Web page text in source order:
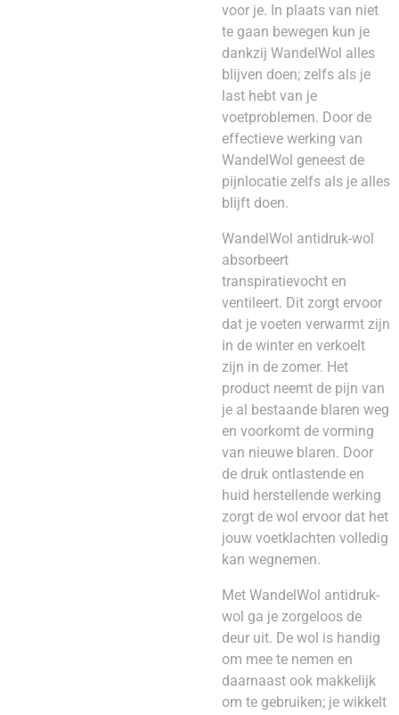
voor je. In plaats van niet
te gaan bewegen kun je
dankzij WandelWol alles
blijven doen; zelfs als je
last hebt van je
voetproblemen. Door de
effectieve werking van
WandelWol geneest de
pijnlocatie zelfs als je alles
blijft doen.
WandelWol antidruk-wol
absorbeert
transpiratievocht en
ventileert. Dit zorgt ervoor
dat je voeten verwarmt zijn
in de winter en verkoelt
zijn in de zomer. Het
product neemt de pijn van
je al bestaande blaren weg
en voorkomt de vorming
van nieuwe blaren. Door
de druk ontlastende en
huid herstellende werking
zorgt de wol ervoor dat het
jouw voetklachten volledig
kan wegnemen.
Met WandelWol antidruk-
wol ga je zorgeloos de
deur uit. De wol is handig
om mee te nemen en
daarnaast ook makkelijk
om te gebruiken; je wikkelt